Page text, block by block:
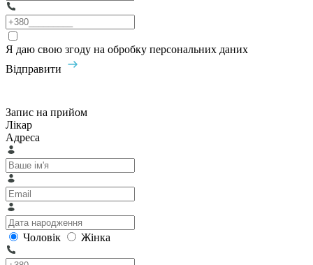
Я даю свою згоду на обробку персональних даних
Відправити
Запис на прийом
Лікар
Адреса
Чоловік Жінка